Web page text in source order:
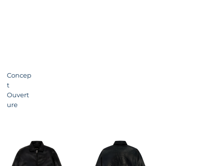
Concep
t
Ouvert
ure